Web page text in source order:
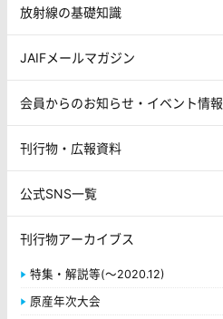
放射線の基礎知識
JAIFメールマガジン
会員からのお知らせ・イベント情報
刊行物・広報資料
公式SNS一覧
刊行物アーカイブス
特集・解説等(～2020.12)
原産年次大会